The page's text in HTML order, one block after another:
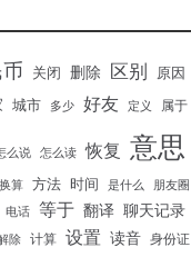
关闭 删除 区别 原因
城市 多少 好友 定义 属于
么说 怎么读 恢复 意思
换算 方法 时间 是什么 朋友圈
电话 等于 翻译 聊天记录
除 计算 设置 读音 身份证